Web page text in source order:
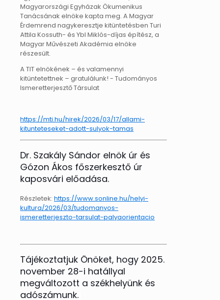
Magyarországi Egyházak Ökumenikus
Tanácsának elnöke kapta meg. A Magyar
Érdemrend nagykeresztje kitüntetésben Turi
Attila Kossuth- és Ybl Miklós-díjas építész, a
Magyar Művészeti Akadémia elnöke
részesült.
A TIT elnökének – és valamennyi
kitüntetettnek – gratulálunk! - Tudományos
Ismeretterjesztő Társulat
https://mti.hu/hirek/2026/03/17/allami-
kitunteteseket-adott-sulyok-tamas
Dr. Szakály Sándor elnök úr és
Gózon Ákos főszerkesztő úr
kaposvári előadása.
Részletek: https://www.sonline.hu/helyi-
kultura/2026/03/tudomanyos-
ismeretterjeszto-tarsulat-palyaorientacio
Tájékoztatjuk Önöket, hogy 2025.
november 28-i hatállyal
megváltozott a székhelyünk és
adószámunk.